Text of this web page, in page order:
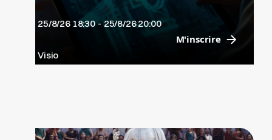
numérique, métavers industriel... Au
programme, des RETEX sur la mise en
place de ces technologies dans des
secteurs variés.
25/8/26 18:30 - 25/8/26 20:00
Visio
M'inscrire